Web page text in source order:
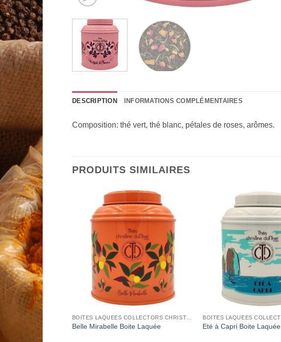
DESCRIPTION INFORMATIONS COMPLÉMENTAIRES
Composition: thé vert, thé blanc, pétales de roses, arômes.
PRODUITS SIMILAIRES
Add to
Wishlist
Belle Mirabelle Boite Laquée Eté à Capri Boite Laquée
Add to
Wishlist